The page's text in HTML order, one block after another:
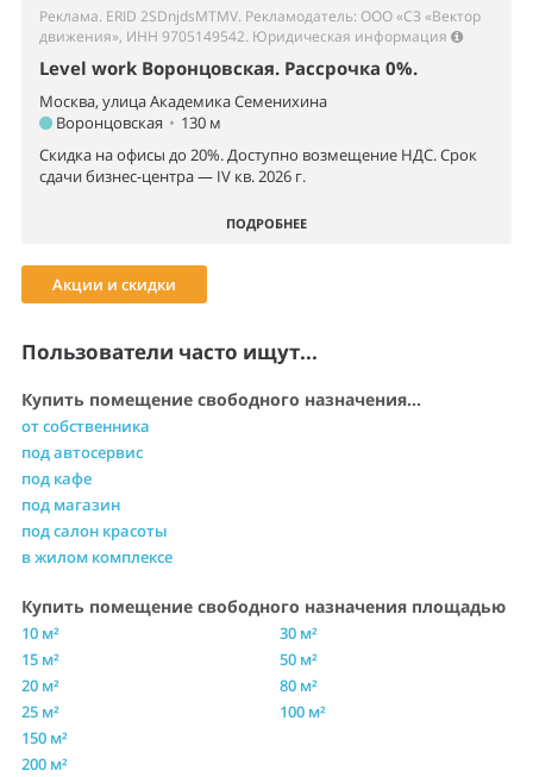
Реклама. ERID 2SDnjdsMTMV. Рекламодатель: ООО «СЗ «Вектор
движения», ИНН 9705149542. Юридическая информация
Level work Воронцовская. Рассрочка 0%.
Москва, улица Академика Семенихина
Воронцовская • 130 м
Скидка на офисы до 20%. Доступно возмещение НДС. Срок
сдачи бизнес-центра — IV кв. 2026 г.
ПОДРОБНЕЕ
Акции и скидки
Пользователи часто ищут...
Купить помещение свободного назначения...
от собственника
под автосервис
под кафе
под магазин
под салон красоты
в жилом комплексе
Купить помещение свободного назначения площадью
10 м²
15 м²
20 м²
25 м²
30 м²
50 м²
80 м²
100 м²
150 м²
200 м²